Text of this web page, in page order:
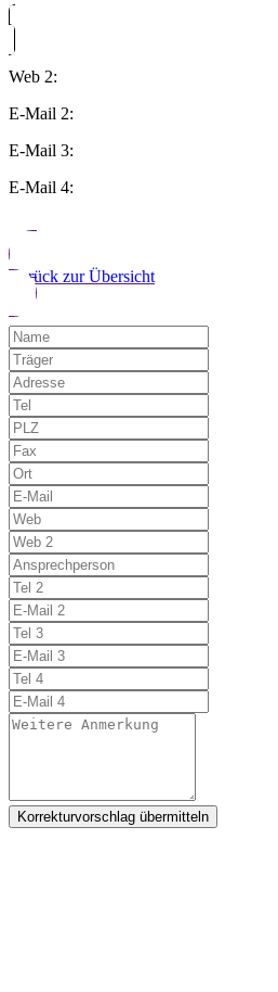
Web 2:
E-Mail 2:
E-Mail 3:
E-Mail 4:
Zurück zur Übersicht
Korrekturvorschlag übermitteln